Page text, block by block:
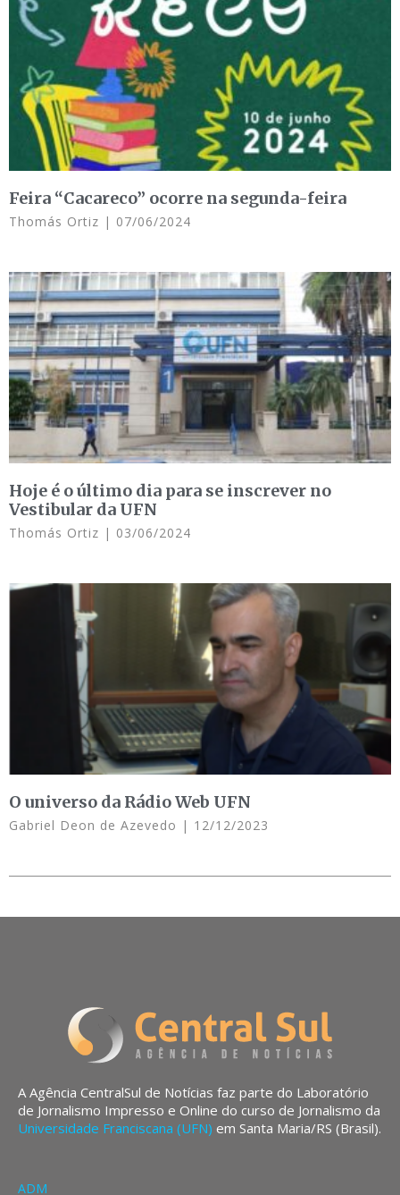
Feira “Cacareco” ocorre na segunda-feira
Thomás Ortiz 07/06/2024
Hoje é o último dia para se inscrever no
Vestibular da UFN
Thomás Ortiz 03/06/2024
O universo da Rádio Web UFN
Gabriel Deon de Azevedo 12/12/2023
A Agência CentralSul de Notícias faz parte do Laboratório
de Jornalismo Impresso e Online do curso de Jornalismo da
Universidade Franciscana (UFN) em Santa Maria/RS (Brasil).
ADM